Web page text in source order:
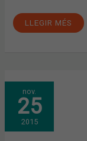
LLEGIR MÉS
nov.
25
2015
CIRCULAR
FARMACÈUTICA:
INTERPRETACIÓ
DE
FITXES
D’ALIMENTACIÓ